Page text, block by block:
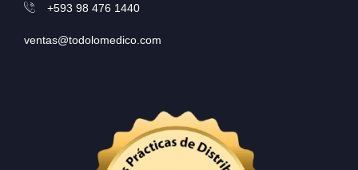
+593 98 476 1440
ventas@todolomedico.com